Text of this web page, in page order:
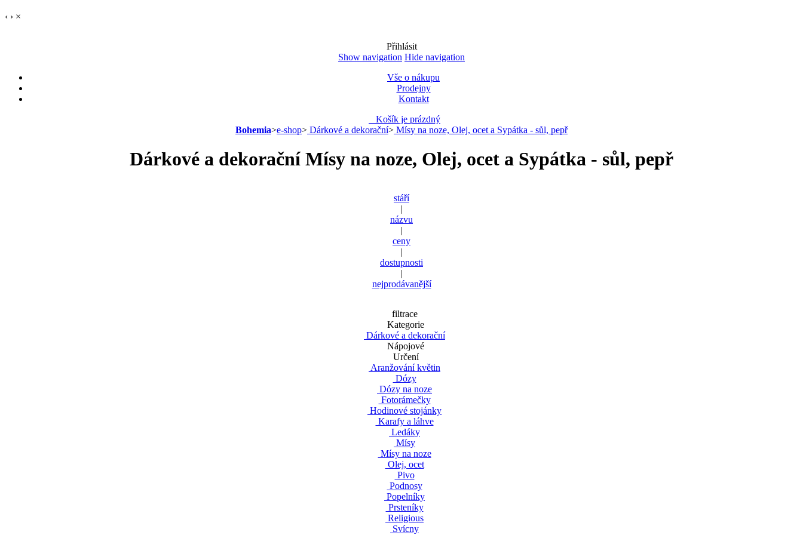
‹ › ×
Přihlásit
Show navigation Hide navigation
Vše o nákupu
Prodejny
Kontakt
Košík je prázdný
Bohemia>e-shop> Dárkové a dekorační> Mísy na noze, Olej, ocet a Sypátka - sůl, pepř
Dárkové a dekorační Mísy na noze, Olej, ocet a Sypátka - sůl, pepř
stáří
|
názvu
|
ceny
|
dostupnosti
|
nejprodávanější
filtrace
Kategorie
Dárkové a dekorační
Nápojové
Určení
Aranžování květin
Dózy
Dózy na noze
Fotorámečky
Hodinové stojánky
Karafy a láhve
Ledáky
Mísy
Mísy na noze
Olej, ocet
Pivo
Podnosy
Popelníky
Prsteníky
Religious
Svícny